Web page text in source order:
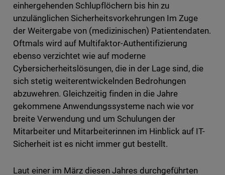
einhergehenden Schlupflöchern bis hin zu
unzulänglichen Sicherheitsvorkehrungen Im Zuge
der Weitergabe von (medizinischen) Patientendaten.
Oftmals wird auf Multifaktor-Authentifizierung
ebenso verzichtet wie auf moderne
Cybersicherheitslösungen, die in der Lage sind, die
sich stetig weiterentwickelnden Bedrohungen
abzuwehren. Gleichzeitig finden in die Jahre
gekommene Anwendungssysteme nach wie vor
breite Verwendung und um Schulungen der
Mitarbeiter und Mitarbeiterinnen im Hinblick auf IT-
Sicherheit ist es nicht immer gut bestellt.
Laut einer im März diesen Jahres durchgeführten